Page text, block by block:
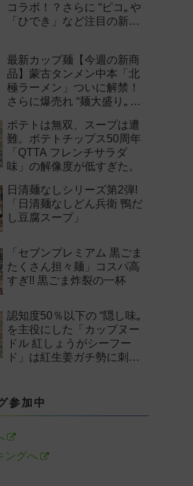
コラボ！？さらに “ピコ„ や
「ひでき」など注目の新作
最新カップ麺【今週の新商
品】蒙古タンメン中本「北
極ラーメン」ついに解禁！
さらに爆売れ “麺大盛り„ シ
作まとめ！
ポテトは無双、スープは遭
難。ポテトチップス50周年
「QTTA フレンチサラダ
味」の解像度が低すぎた。
日清麺なしシリーズ第2弾!
「日清麺なしどん兵衛 鴨だ
し豆腐スープ」
「セブンプレミアム 黒ごま
たくさん担々麺」コスパ高
すぎ!! 黒ごま炸裂の一杯
認知度50％以下の “隠し味„
を主役にした「カップヌー
ドル 紅しょうがシーフー
ド」は紅生姜ガチ勢に刺さ
参加中
ングへ